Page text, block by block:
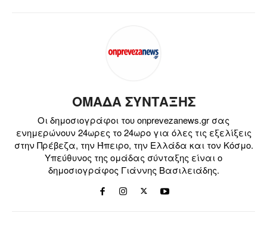
ΟΜΑΔΑ ΣΥΝΤΑΞΗΣ
Οι δημοσιογράφοι του onprevezanews.gr σας
ενημερώνουν 24ωρες το 24ωρο για όλες τις εξελίξεις
στην Πρέβεζα, την Ήπειρο, την Ελλάδα και τον Κόσμο.
Υπεύθυνος της ομάδας σύνταξης είναι ο
δημοσιογράφος Γιάννης Βασιλειάδης.